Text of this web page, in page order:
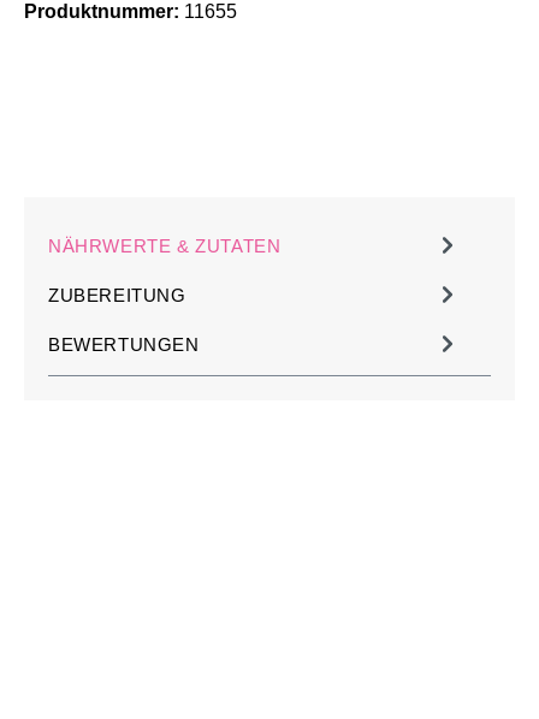
Produktnummer: 11655
NÄHRWERTE & ZUTATEN
ZUBEREITUNG
BEWERTUNGEN